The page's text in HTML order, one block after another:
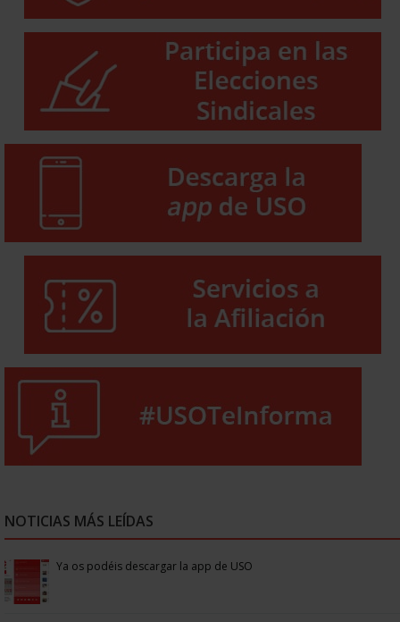
NOTICIAS MÁS LEÍDAS
Ya os podéis descargar la app de USO